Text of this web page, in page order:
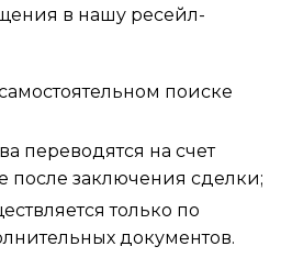
в нашу ресейл-
поиске
переводятся на счет
после заключения сделки;
только по
документов.